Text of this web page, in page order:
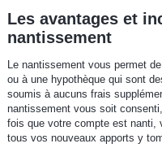
Les avantages et
nantissement
Le nantissement vous permet
ou à une hypothèque qui sont
soumis à aucuns frais
nantissement vous soit
fois que votre compte est nanti,
tous vos nouveaux apports y